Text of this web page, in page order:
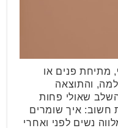
מתיחת פנים או
והתוצאה
שאולי פחות
חשוב: איך שומרים
נשים לפני ואחרי